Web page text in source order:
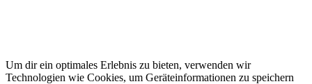
Um dir ein optimales Erlebnis zu bieten, verwenden wir
Technologien wie Cookies, um Geräteinformationen zu speichern